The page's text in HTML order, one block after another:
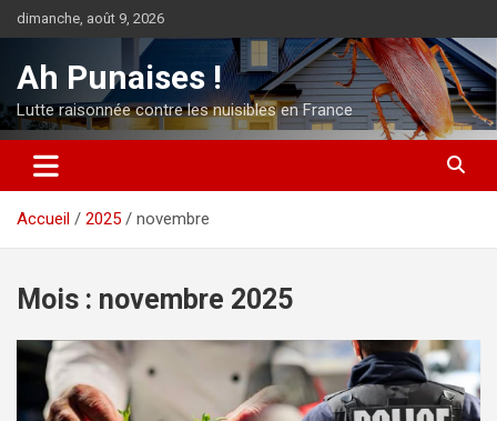
Aller
au
dimanche, août 9, 2026
Ah Punaises !
Lutte raisonnée contre les nuisibles en France
Accueil 2025 novembre
Mois : novembre 2025